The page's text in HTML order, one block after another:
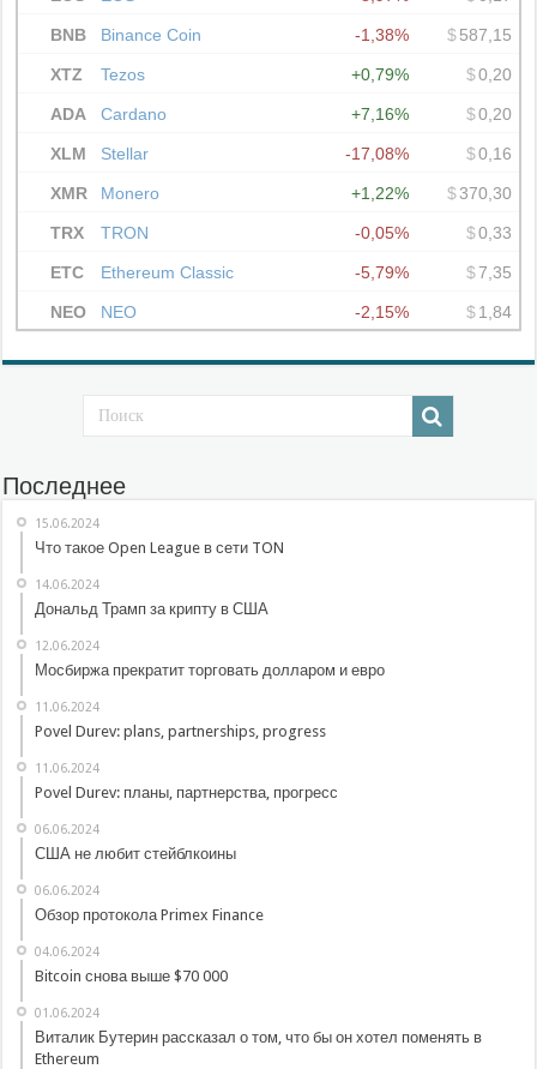
Последнее
15.06.2024
Что такое Open League в сети TON
14.06.2024
Дональд Трамп за крипту в США
12.06.2024
Мосбиржа прекратит торговать долларом и евро
11.06.2024
Povel Durev: plans, partnerships, progress
11.06.2024
Povel Durev: планы, партнерства, прогресс
06.06.2024
США не любит стейблкоины
06.06.2024
Обзор протокола Primex Finance
04.06.2024
Bitcoin снова выше $70 000
01.06.2024
Виталик Бутерин рассказал о том, что бы он хотел поменять в
Ethereum